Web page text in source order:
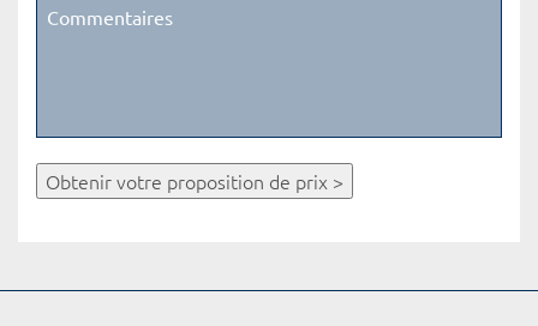
Obtenir votre proposition de prix >